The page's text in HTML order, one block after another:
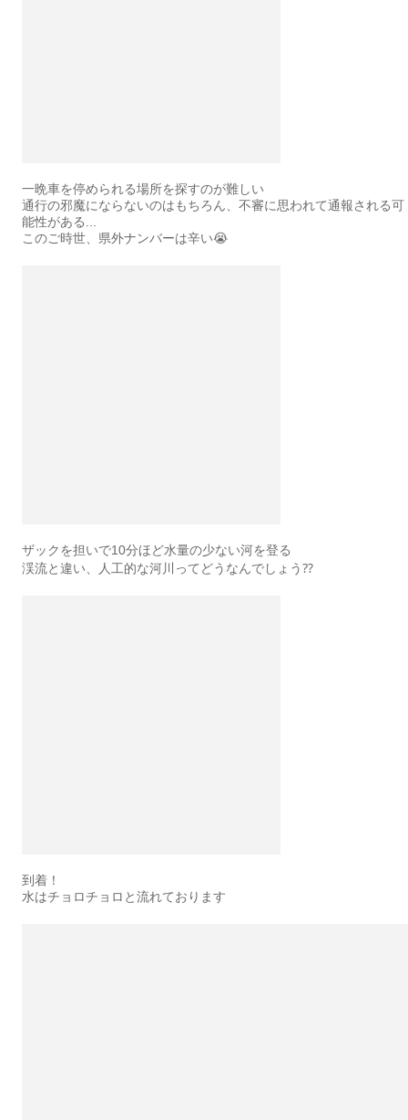
一晩車を停められる場所を探すのが難しい
通行の邪魔にならないのはもちろん、不審に思われて通報される可
能性がある...
このご時世、県外ナンバーは辛い😭
ザックを担いで10分ほど水量の少ない河を登る
渓流と違い、人工的な河川ってどうなんでしょう⁇
到着！
水はチョロチョロと流れております